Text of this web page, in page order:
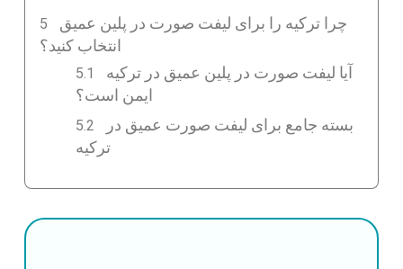
چرا ترکیه را برای لیفت صورت در پلین عمیق
انتخاب کنید؟
آیا لیفت صورت در پلین عمیق در ترکیه
ایمن است؟
بسته جامع برای لیفت صورت عمیق در
ترکیه